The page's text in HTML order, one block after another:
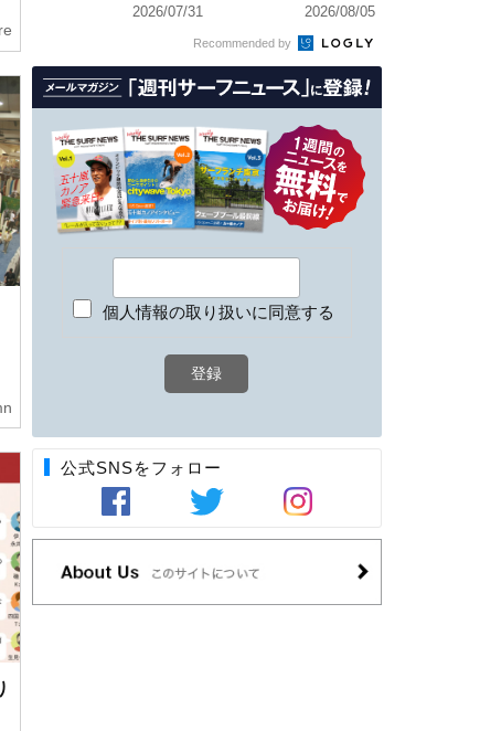
2026/07/31 2026/08/05
Recommended by
個人情報の取り扱いに同意する
公式SNSをフォロー